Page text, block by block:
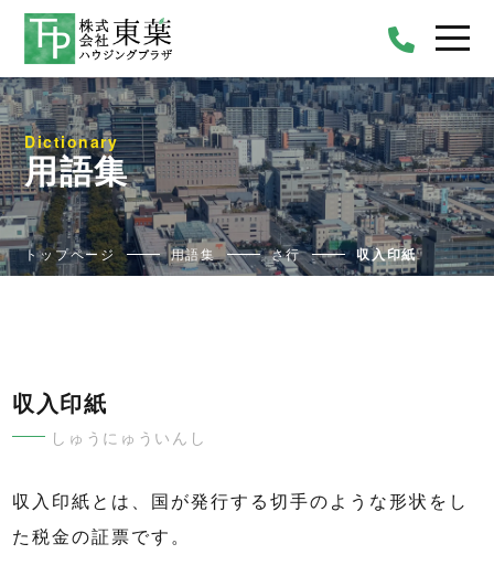
Dictionary
用語集
トップページ 用語集 さ行 収入印紙
収入印紙
しゅうにゅういんし
収入印紙とは、国が発行する切手のような形状をし
た税金の証票です。